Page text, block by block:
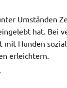
Umständen
hat. Bei
mit Hunden
erleichtern.